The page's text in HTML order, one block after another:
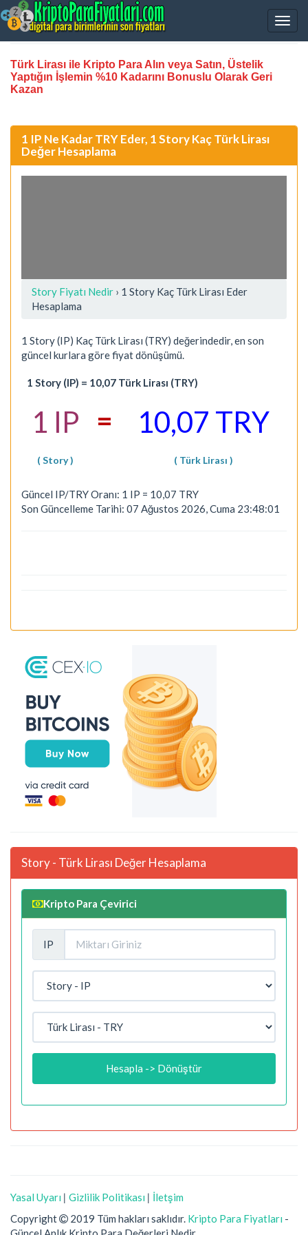
Türk Lirası ile Kripto Para Alın veya Satın, Üstelik
Yaptığın İşlemin %10 Kadarını Bonuslu Olarak Geri
Kazan
1 IP Ne Kadar TRY Eder, 1 Story Kaç Türk Lirası
Değer Hesaplama
Story Fiyatı Nedir › 1 Story Kaç Türk Lirası Eder
Hesaplama
1 Story (IP) Kaç Türk Lirası (TRY) değerindedir, en son
güncel kurlara göre fiyat dönüşümü.
1 Story (IP) = 10,07 Türk Lirası (TRY)
1 IP = 10,07 TRY
( Story ) ( Türk Lirası )
Güncel IP/TRY Oranı: 1 IP = 10,07 TRY
Son Güncelleme Tarihi: 07 Ağustos 2026, Cuma 23:48:01
Story - Türk Lirası Değer Hesaplama
Kripto Para Çevirici
IP
Hesapla -> Dönüştür
Yasal Uyarı | Gizlilik Politikası | İletşim
Copyright
2019 Tüm hakları saklıdır. Kripto Para Fiyatları -